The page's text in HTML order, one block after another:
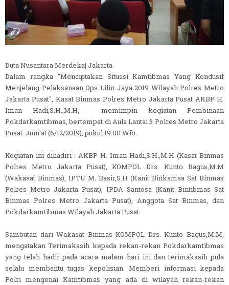
Duta Nusantara Merdeka| Jakarta
Dalam rangka "Menciptakan Situasi Kamtibmas Yang Kondusif
Menjelang Pelaksanaan Ops Lilin Jaya 2019 Wilayah Polres Metro
Jakarta Pusat", Kasat Binmas Polres Metro Jakarta Pusat AKBP H.
Iman Hadi,S.H.,M.H, memimpin kegiatan Pembinaan
Pokdarkamtibmas, bertempat di Aula Lantai 3 Polres Metro Jakarta
Pusat. Jum'at (6/12/2019), pukul 19.00 Wib.
Kegiatan ini dihadiri : AKBP H. Iman Hadi,S.H.,M.H (Kasat Binmas
Polres Metro Jakarta Pusat), KOMPOL Drs. Kunto Bagus,M.M
(Wakasat Binmas), IPTU M. Basir,S.H (Kanit Binkamsa Sat Binmas
Polres Metro Jakarta Pusat), IPDA Santosa (Kanit Bintibmas Sat
Binmas Polres Metro Jakarta Pusat), Anggota Sat Binmas, dan
Pokdarkamtibmas Wilayah Jakarta Pusat.
Sambutan dari Wakasat Binmas KOMPOL Drs. Kunto Bagus,M.M,
mengatakan Terimakasih kepada rekan-rekan Pokdarkamtibmas
yang telah hadir pada acara malam hari ini dan terimakasih pula
selalu membantu tugas kepolisian. Memberi informasi kepada
Polri mengenai Kamtibmas yang ada di wilayah rekan-rekan